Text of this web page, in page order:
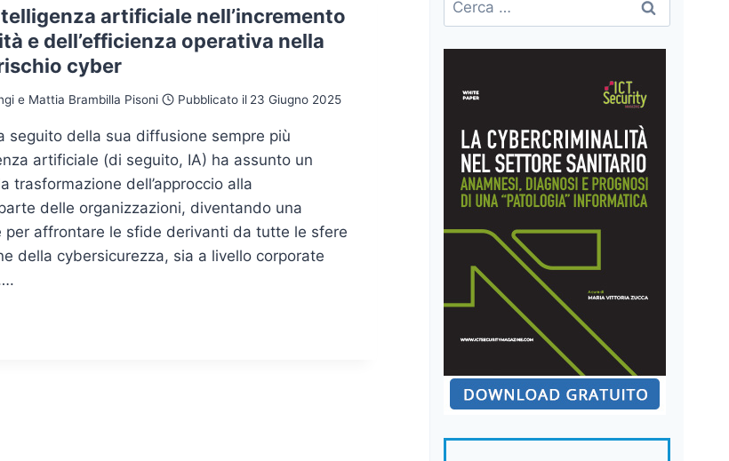
artificiale nell’incremento
e dell’efficienza operativa nella
cyber
e Mattia Brambilla Pisoni Pubblicato il 23 Giugno 2025
seguito della sua diffusione sempre più
artificiale (di seguito, IA) ha assunto un
trasformazione dell’approccio alla
delle organizzazioni, diventando una
per affrontare le sfide derivanti da tutte le sfere
della cybersicurezza, sia a livello corporate
per: